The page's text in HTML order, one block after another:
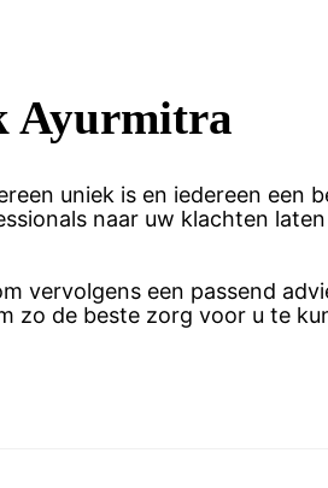
Ayurmitra
uniek is en iedereen een
naar uw klachten
vervolgens een passend
zo de beste zorg voor u te